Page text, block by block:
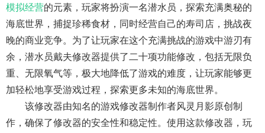
模拟经营的元素，玩家将扮演一名潜水员，探索充满奥秘的
海底世界，捕捉珍稀食材，同时经营自己的寿司店，挑战夜
晚的商业竞争。为了让玩家在这个充满挑战的游戏中游刃有
余，潜水员戴夫修改器提供了二十项功能修改，包括无限负
重、无限氧气等，极大地降低了游戏的难度，让玩家能够更
加轻松地享受游戏过程，探索更多未知的海底世界。
该修改器由知名的游戏修改器制作者风灵月影原创制
作，确保了修改器的安全性和稳定性。使用这款修改器，玩